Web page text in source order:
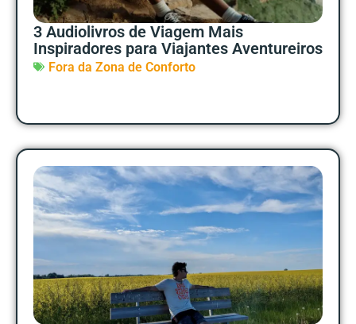
3 Audiolivros de Viagem Mais
Inspiradores para Viajantes Aventureiros
Fora da Zona de Conforto